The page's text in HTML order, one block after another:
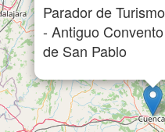
Parador de Turismo
- Antiguo Convento
de San Pablo